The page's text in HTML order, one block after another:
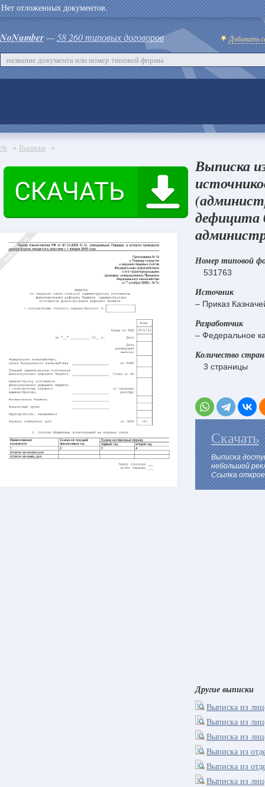
Нет отложенных документов.
NoNumber—58 260 типовых договоров Добавить
№ Выписки
Выписка
дефицита
Номер типовой
531763
Источник
– Приказ
Разработчик
– Федеральное
Количество
3 страницы
Скачать
Выписка
небольшой
Ссылка
Другие выписки
Выписка из
Выписка из
Выписка из
Выписка из
Выписка из
Выписка из